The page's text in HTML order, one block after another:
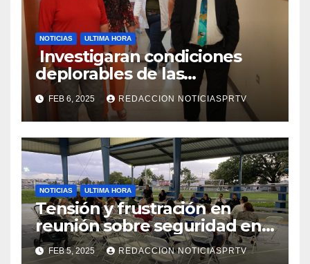
NOTICIAS ULTIMA HORA
Investigaran condiciones
deplorables de las
facilidades el Departamento
de la Salud en Mayagüez
FEB 6, 2025 REDACCION NOTICIASPRTV
NOTICIAS ULTIMA HORA
Tensión y frustración en
reunión sobre seguridad en
Reparto Metropolitano
FEB 5, 2025 REDACCION NOTICIASPRTV